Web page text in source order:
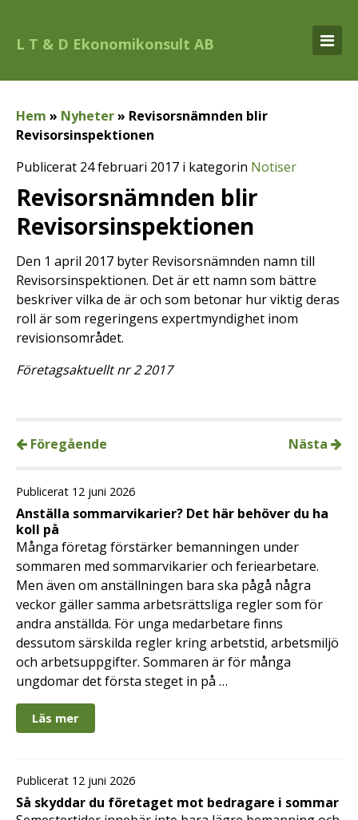
L T & D Ekonomikonsult AB
Hem » Nyheter» Revisorsnämnden blir
Revisorsinspektionen
Publicerat 24 februari 2017 i kategorin Notiser
Revisorsnämnden blir
Revisorsinspektionen
Den 1 april 2017 byter Revisorsnämnden namn till
Revisorsinspektionen. Det är ett namn som bättre
beskriver vilka de är och som betonar hur viktig deras
roll är som regeringens expertmyndighet inom
revisionsområdet.
Företagsaktuellt nr 2 2017
Föregående Nästa
Publicerat 12 juni 2026
Anställa sommarvikarier? Det här behöver du ha
koll på
Många företag förstärker bemanningen under
sommaren med sommarvikarier och feriearbetare.
Men även om anställningen bara ska pågå några
veckor gäller samma arbetsrättsliga regler som för
andra anställda. För unga medarbetare finns
dessutom särskilda regler kring arbetstid, arbetsmiljö
och arbetsuppgifter. Sommaren är för många
ungdomar det första steget in på …
Läs mer
Publicerat 12 juni 2026
Så skyddar du företaget mot bedragare i sommar